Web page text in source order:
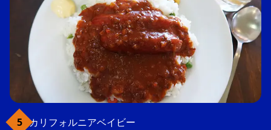
カリフォルニアベイビー